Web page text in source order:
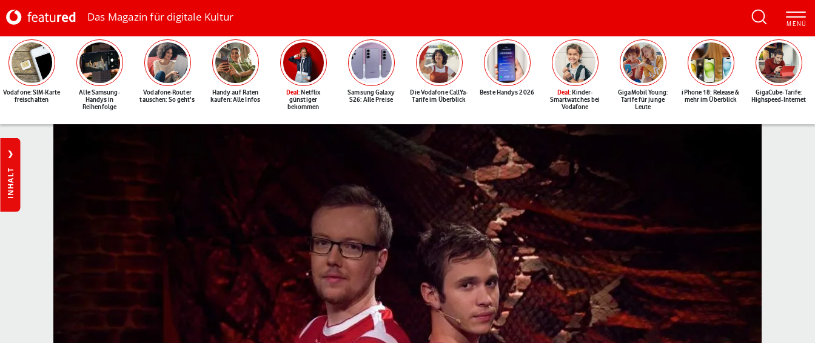
Das Magazin für digitale Kultur
Vodafone: SIM-Karte
freischalten
Alle Samsung-
Handys in
Reihenfolge
Vodafone-Router
tauschen: So geht's
Handy auf Raten
kaufen: Alle Infos
Deal: Netflix
günstiger
bekommen
Samsung Galaxy
S26: Alle Preise
Die Vodafone CallYa-
Tarife im Überblick
Beste Handys 2026 Deal: Kinder-
Smartwatches bei
Vodafone
GigaMobil Young:
Tarife für junge
Leute
iPhone 18: Release &
mehr im Überblick
GigaCube-Tarife:
Highspeed-Internet
INHALT